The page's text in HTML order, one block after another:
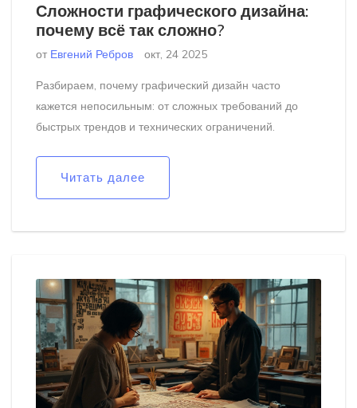
Сложности графического дизайна:
почему всё так сложно?
от Евгений Ребров окт, 24 2025
Разбираем, почему графический дизайн часто
кажется непосильным: от сложных требований до
быстрых трендов и технических ограничений.
Читать далее